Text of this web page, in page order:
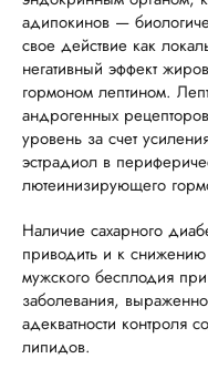
адипокинов —
свое действие как
негативный эффект
гормоном лептином.
андрогенных
уровень за счет
эстрадиол в
лютеинизирующего
Наличие сахарного
приводить и к снижению
мужского бесплодия при
заболевания,
адекватности контроля
липидов.